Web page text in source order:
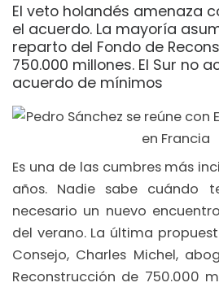
El veto holandés amenaza
el acuerdo. La mayoría
reparto del Fondo de
750.000 millones. El Sur no
acuerdo de mínimos
Es una de las cumbres más
años. Nadie sabe cuándo
necesario un nuevo
del verano. La última
Consejo, Charles Michel,
Reconstrucción de 750.000